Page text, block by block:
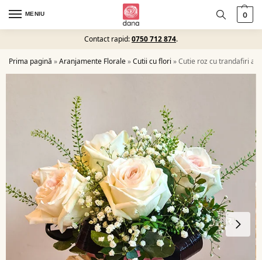
MENIU 0
Contact rapid:0750 712 874.
Prima pagină »Aranjamente Florale»Cutii cu flori »Cutie roz cu trandafiri albi